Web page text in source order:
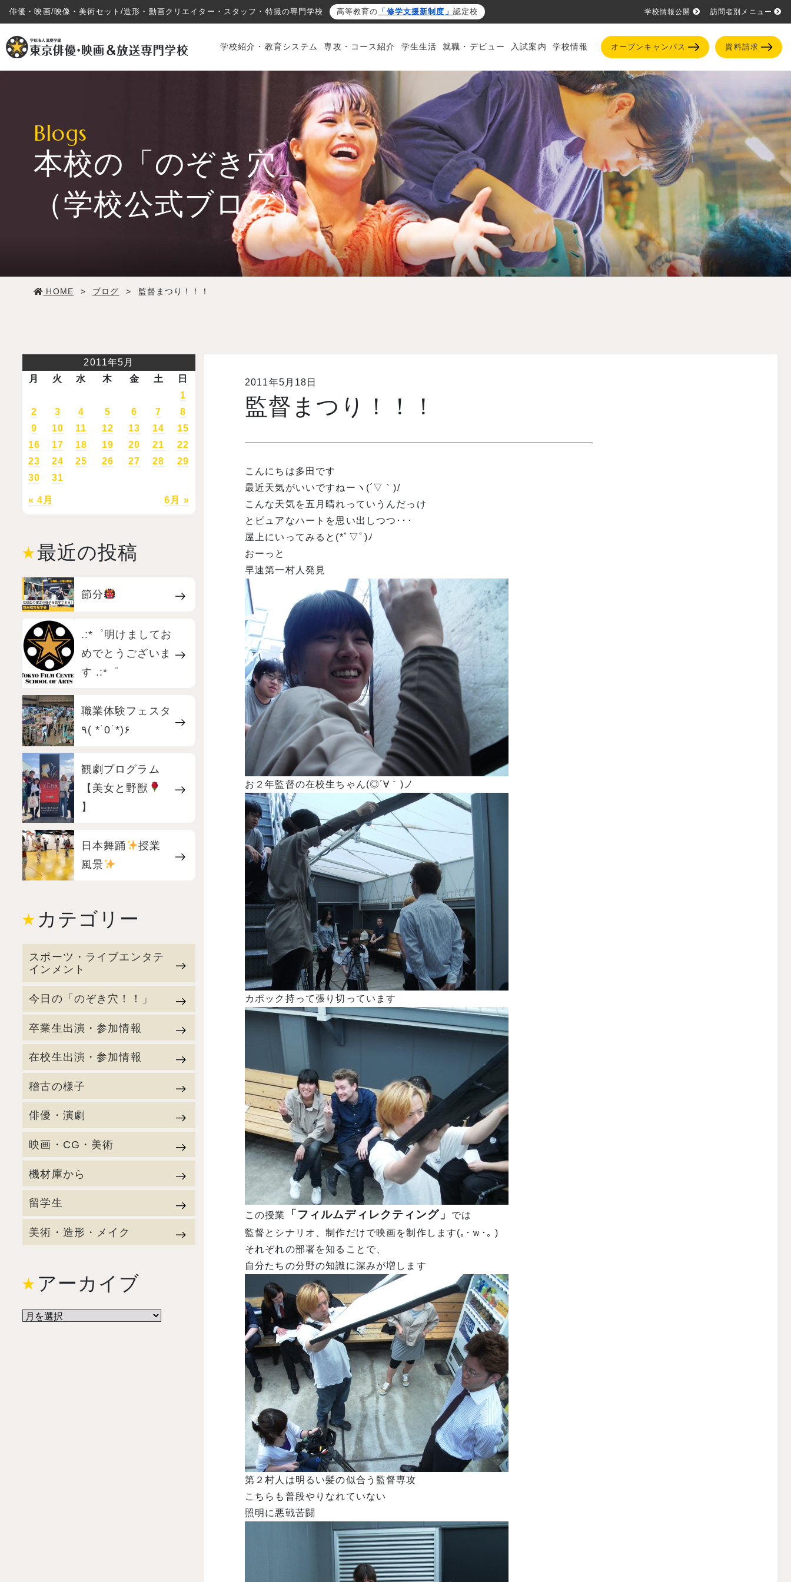
俳優・映画/映像・美術セット/造形・動画クリエイター・スタッフ・特撮の専門学校 高等教育の 「修学支援新制度」 認定校 学校情報公開 訪問者別メニュー
学校紹介・教育システム 専攻・コース紹介 学生生活 就職・デビュー 入試案内 学校情報 オープンキャンパス 資料請求
専攻・コース紹介
学校情報
オープンキャンパス
Blogs
本校の「のぞき穴」
（学校公式ブログ）
HOME > ブログ > 監督まつり！！！
2011年5月18日
監督まつり！！！
こんにちは多田です
最近天気がいいですねーヽ(´▽｀)/
こんな天気を五月晴れっていうんだっけ
とピュアなハートを思い出しつつ･･･
屋上にいってみると(*ﾟ▽ﾟ)ﾉ
おーっと
早速第一村人発見
お２年監督の在校生ちゃん(◎´∀｀)ノ
カポック持って張り切っています
この授業 「フィルムディレクティング」
では
監督とシナリオ、制作だけで映画を制作します(｡･ｗ･｡ )
それぞれの部署を知ることで、
自分たちの分野の知識に深みが増します
第２村人は明るい髪の似合う監督専攻
こちらも普段やりなれていない
照明に悪戦苦闘
2011年5月
月
火 水 木 金 土 日
« 4月 6月 »
1
2
3 4 5 6 7
8
9
10 11 12 13 14
15
16
17 18 19 20 21
22
23
24 25 26 27 28
29
30
31
最近の投稿
節分
.:*゜明けましてお
めでとうございま
す .:*゜
職業体験フェスタ
٩( *˙0˙*)۶
観劇プログラム
【美女と野獣
】
日本舞踊
授業
風景
カテゴリー
スポーツ・ライブエンタテ
インメント
今日の「のぞき穴！！」
卒業生出演・参加情報
在校生出演・参加情報
稽古の様子
俳優・演劇
映画・CG・美術
機材庫から
留学生
美術・造形・メイク
アーカイブ